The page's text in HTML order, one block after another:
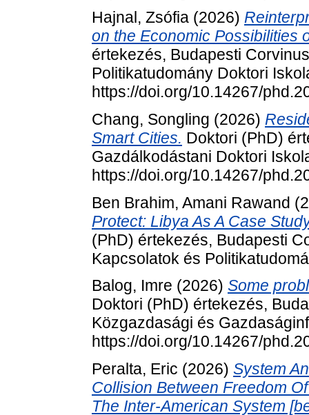
Hajnal, Zsófia (2026)
on the Economic Possibilities
értekezés, Budapesti
Politikatudomány Doktori
https://doi.org/10.14267/
Chang, Songling (2026)
Smart Cities. Doktori (PhD)
Gazdálkodástani Doktori
https://doi.org/10.14267/
Ben Brahim, Amani Rawand
Protect: Libya As A Case
(PhD) értekezés, Budapesti
Kapcsolatok és
Balog, Imre (2026) Some
Doktori (PhD) értekezés,
Közgazdasági és
https://doi.org/10.14267/
Peralta, Eric (2026) System
Collision Between Freedom
The Inter-American System